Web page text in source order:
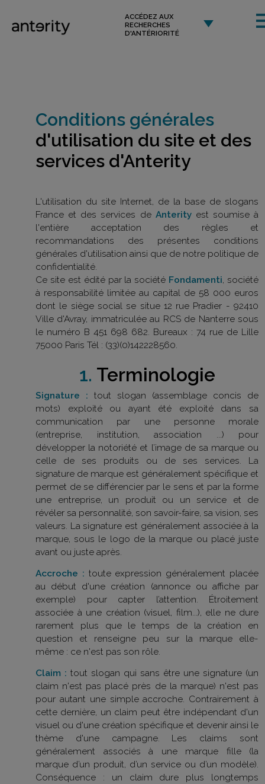
ACCÉDEZ AUX
RECHERCHES
D'ANTÉRIORITÉ
Conditions générales
d'utilisation du site et des
services d'Anterity
L'utilisation du site Internet, de la base de slogans
France et des services de Anterityest soumise à
l'entière acceptation des règles et
recommandations des présentes conditions
générales d'utilisation ainsi que de notre politique de
confidentialité.
Ce site est édité par la société Fondamenti, société
à responsabilité limitée au capital de 58 000 euros
dont le siège social se situe 12 rue Pradier - 92410
Ville d'Avray, immatriculée au RCS de Nanterre sous
le numéro B 451 698 682. Bureaux : 74 rue de Lille
75000 Paris Tél : (33)(0)142228560.
1. Terminologie
Signature : tout slogan (assemblage concis de
mots) exploité ou ayant été exploité dans sa
communication par une personne morale
(entreprise, institution, association ...) pour
développer la notoriété et l’image de sa marque ou
celle de ses produits ou de ses services. La
signature de marque est généralement spécifique et
permet de se différencier par le sens et par la forme
une entreprise, un produit ou un service et de
révéler sa personnalité, son savoir-faire, sa vision, ses
valeurs. La signature est généralement associée à la
marque, sous le logo de la marque ou placé juste
avant ou juste après.
Accroche : toute expression généralement placée
au début d'une création (annonce ou affiche par
exemple) pour capter l’attention. Étroitement
associée à une création (visuel, film...), elle ne dure
rarement plus que le temps de la création en
question et renseigne peu sur la marque elle-
même : ce n'est pas son rôle.
Claim : tout slogan qui sans être une signature (un
claim n'est pas placé près de la marque) n'est pas
pour autant une simple accroche. Contrairement à
cette dernière, un claim peut être indépendant d'un
visuel ou d'une création spécifique et devenir ainsi le
thème d'une campagne. Les claims sont
généralement associés à une marque fille (la
marque d’un produit, d’un service ou d’un modèle).
Conséquence : un claim dure plus longtemps